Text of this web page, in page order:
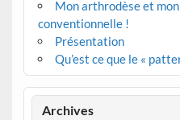
Mon arthrodèse et
conventionnelle !
Présentation
Qu’est ce que le «
Archives